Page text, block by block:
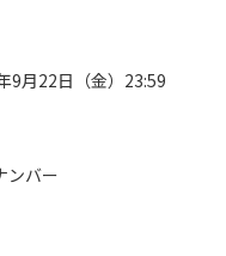
9月22日（金）23:59
ンバー